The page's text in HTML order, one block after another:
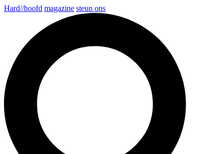
Hard//hoofd magazine steun ons